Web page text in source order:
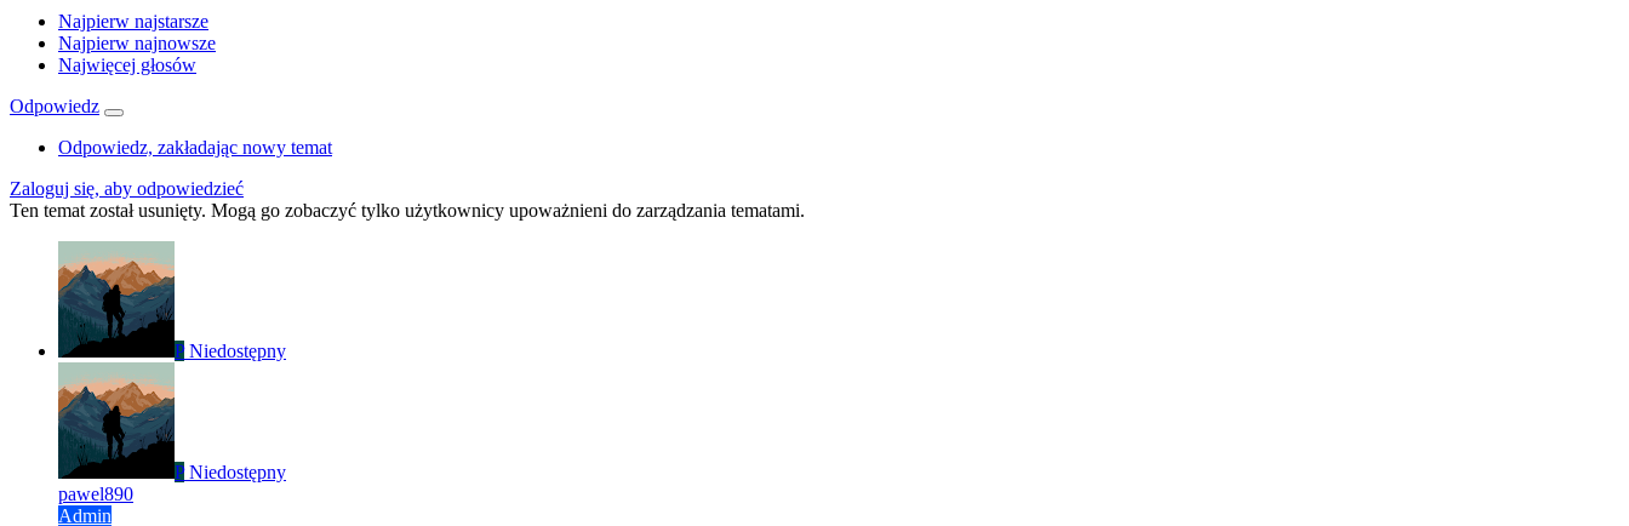
Najpierw najstarsze
Najpierw najnowsze
Najwięcej głosów
Odpowiedz
Odpowiedz, zakładając nowy temat
Zaloguj się, aby odpowiedzieć
Ten temat został usunięty. Mogą go zobaczyć tylko użytkownicy upoważnieni do zarządzania tematami.
P Niedostępny
P Niedostępny
pawel890
Admin